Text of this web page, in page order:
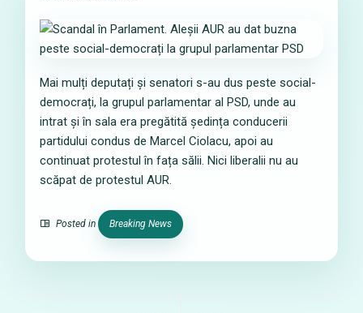
Mai mulți deputați și senatori s-au dus peste social-
democrați, la grupul parlamentar al PSD, unde au
intrat și în sala era pregătită ședința conducerii
partidului condus de Marcel Ciolacu, apoi au
continuat protestul în fața sălii. Nici liberalii nu au
scăpat de protestul AUR.
Posted in Breaking News